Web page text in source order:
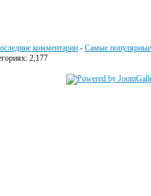
комментарии - Самые популярные
2,177